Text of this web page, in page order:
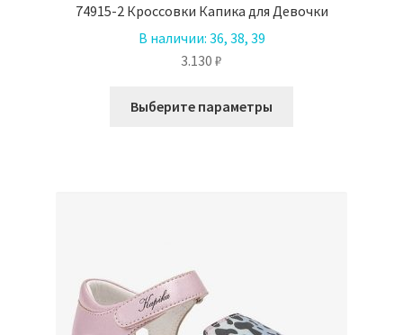
74915-2 Кроссовки Капика для Девочки
В наличии: 36, 38, 39
3.130 ₽
Выберите параметры